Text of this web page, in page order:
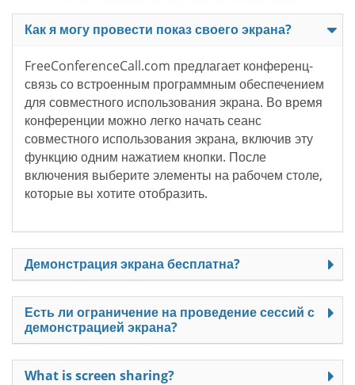
Как я могу провести показ своего экрана?
FreeConferenceCall.com предлагает конференц-
связь со встроенным программным обеспечением
для совместного использования экрана. Во время
конференции можно легко начать сеанс
совместного использования экрана, включив эту
функцию одним нажатием кнопки. После
включения выберите элементы на рабочем столе,
которые вы хотите отобразить.
Демонстрация экрана бесплатна?
Есть ли ограничение на проведение сессий с
демонстрацией экрана?
What is screen sharing?